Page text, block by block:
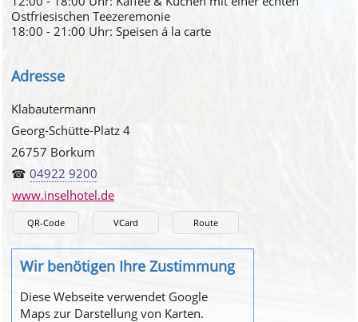
Ostfriesischen Teezeremonie
18:00 - 21:00 Uhr: Speisen á la carte
Adresse
Klabautermann
Georg-Schütte-Platz 4
26757 Borkum
☎04922 9200
www.inselhotel.de
QR-Code VCard Route
Wir benötigen Ihre Zustimmung
Diese Webseite verwendet Google
Maps zur Darstellung von Karten.